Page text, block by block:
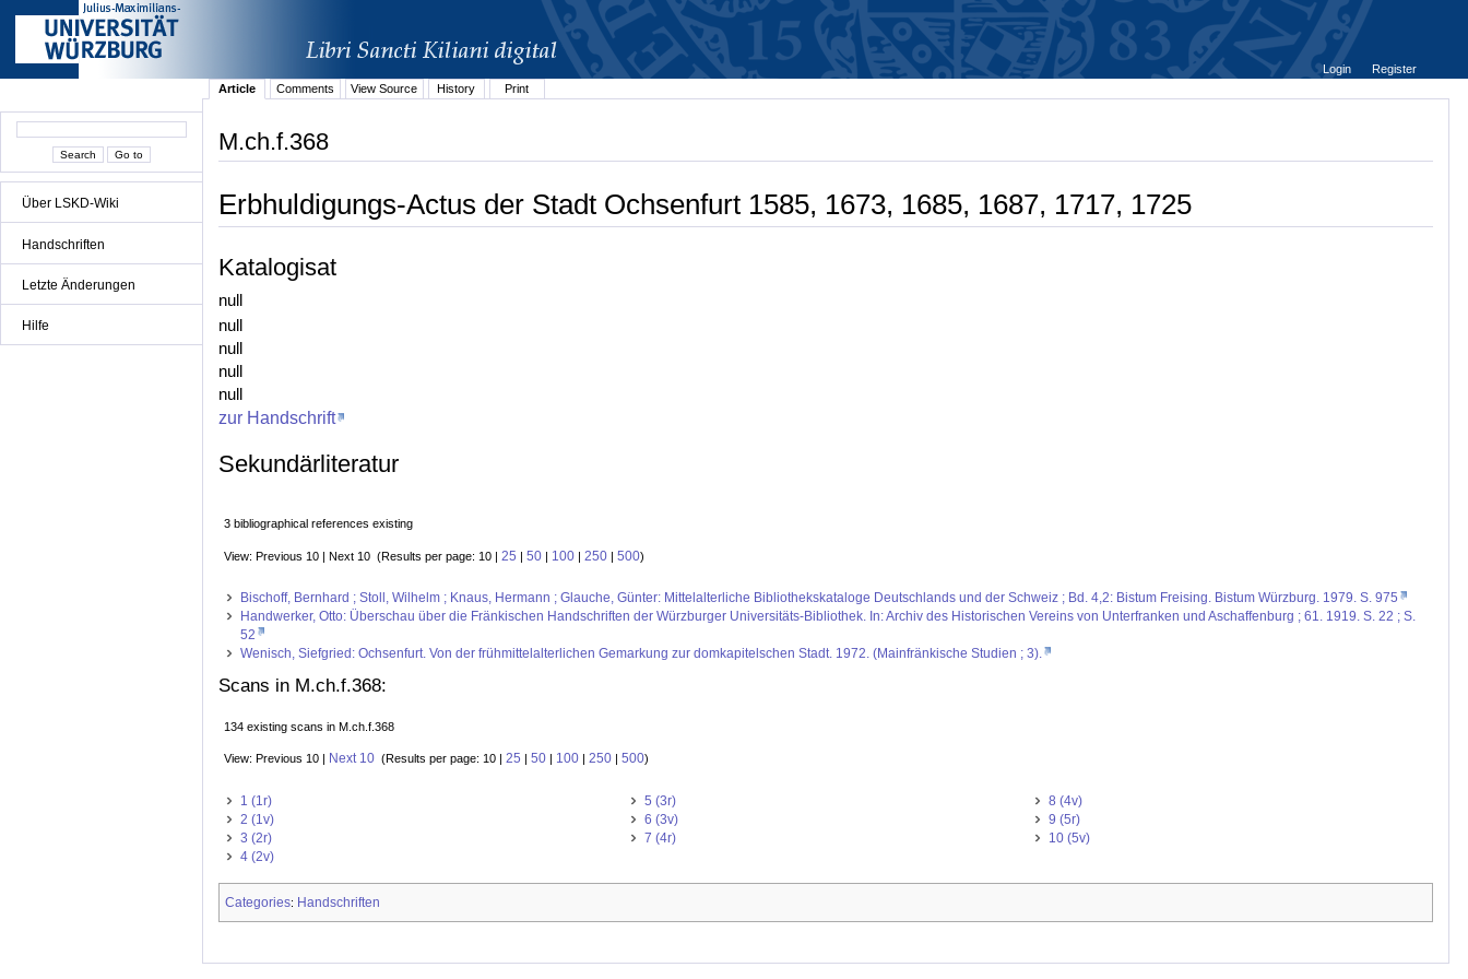
Über LSKD-Wiki
Handschriften
Letzte Änderungen
Hilfe
Login
Register
Article
Comments View Source History Print
M.ch.f.368
Erbhuldigungs-Actus der Stadt Ochsenfurt 1585, 1673, 1685, 1687, 1717, 1725
Katalogisat
null
null
null
null
null
zur Handschrift
Sekundärliteratur
3 bibliographical references existing
View: Previous 10 | Next 10 (Results per page: 10 | 25 | 50 | 100 | 250 | 500)
Bischoff, Bernhard ; Stoll, Wilhelm ; Knaus, Hermann ; Glauche, Günter: Mittelalterliche Bibliothekskataloge Deutschlands und der Schweiz ; Bd. 4,2: Bistum Freising. Bistum Würzburg. 1979. S. 975
Handwerker, Otto: Überschau über die Fränkischen Handschriften der Würzburger Universitäts-Bibliothek. In: Archiv des Historischen Vereins von Unterfranken und Aschaffenburg ; 61. 1919. S. 22 ; S.
52
Wenisch, Siefgried: Ochsenfurt. Von der frühmittelalterlichen Gemarkung zur domkapitelschen Stadt. 1972. (Mainfränkische Studien ; 3).
Scans in M.ch.f.368:
134 existing scans in M.ch.f.368
View: Previous 10 | Next 10 (Results per page: 10 | 25 50 100 250 500)
1 (1r)
2 (1v)
3 (2r)
4 (2v)
5 (3r)
6 (3v)
7 (4r)
8 (4v)
9 (5r)
10 (5v)
Categories: Handschriften